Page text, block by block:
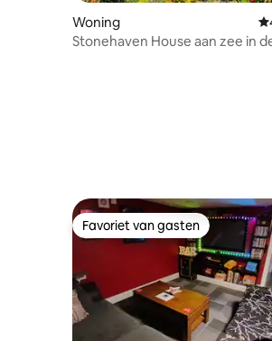
Woning
Stonehaven House aan zee in
Favoriet van gasten
Favoriet van gasten